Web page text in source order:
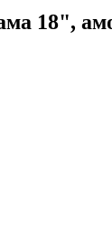
18",